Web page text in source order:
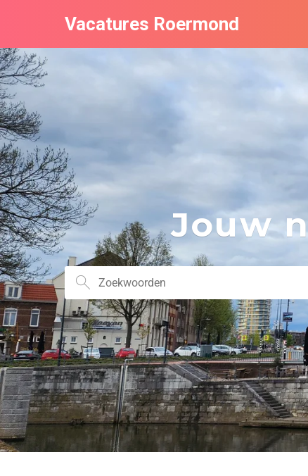
Vacatures Roermond
Jouw